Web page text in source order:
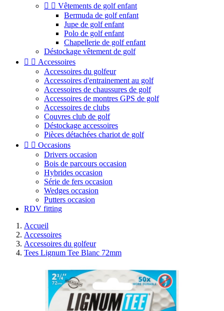
  Vêtements de golf enfant
Bermuda de golf enfant
Jupe de golf enfant
Polo de golf enfant
Chapellerie de golf enfant
Déstockage vêtement de golf
  Accessoires
Accessoires du golfeur
Accessoires d'entrainement au golf
Accessoires de chaussures de golf
Accessoires de montres GPS de golf
Accessoires de clubs
Couvres club de golf
Déstockage accessoires
Pièces détachées chariot de golf
  Occasions
Drivers occasion
Bois de parcours occasion
Hybrides occasion
Série de fers occasion
Wedges occasion
Putters occasion
RDV fitting
Accueil
Accessoires
Accessoires du golfeur
Tees Lignum Tee Blanc 72mm